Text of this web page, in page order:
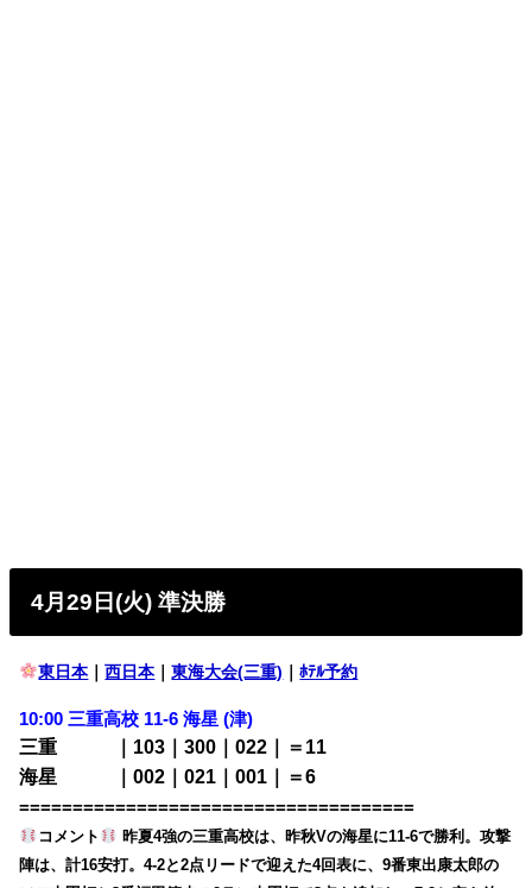
4月29日(火) 準決勝
東日本｜西日本｜東海大会(三重) ｜ﾎﾃﾙ予約
10:00 三重高校 11-6 海星 (津)
三重 ｜103｜300｜022｜＝11
海星 ｜002｜021｜001｜＝6
=====================================
コメント
昨夏4強の三重高校は、昨秋Vの海星に11-6で勝利。攻撃
陣は、計16安打。4-2と2点リードで迎えた4回表に、9番東出康太郎の